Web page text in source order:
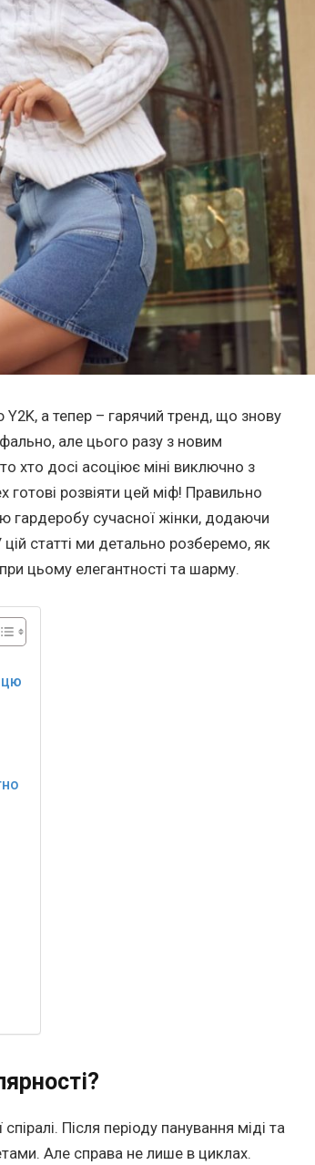
Y2K, а тепер – гарячий тренд, що знову
але цього разу з новим
хто досі асоціює міні виключно з
розвіяти цей міф! Правильно
гардеробу сучасної жінки, додаючи
цій статті ми детально розберемо, як
цьому елегантності та шарму.
Після періоду панування міді та
Але справа не лише в циклах.